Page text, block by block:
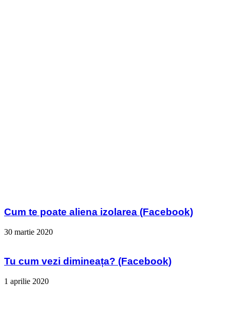
Cum te poate aliena izolarea (Facebook)
30 martie 2020
Tu cum vezi dimineața? (Facebook)
1 aprilie 2020